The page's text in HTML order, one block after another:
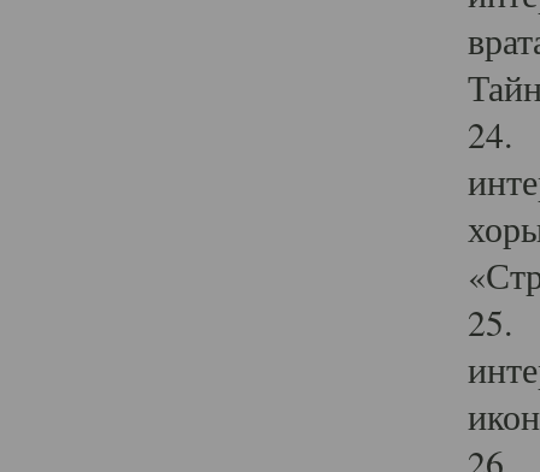
24.
25.